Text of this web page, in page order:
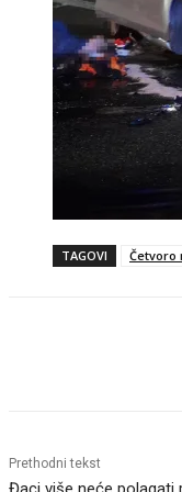
TAGOVI Četvoro
Prethodni tekst